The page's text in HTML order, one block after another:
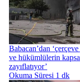
Babacan’dan
ve hükümlülerin
zayıflatıyor’
Okuma Süresi 1 dk